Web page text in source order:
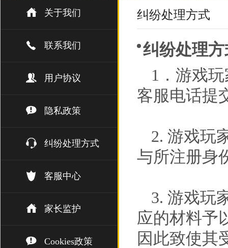
关于我们
联系我们
用户协议
隐私政策
纠纷处理方式
客服中心
家长监护
Cookies政策
纠纷处理方式
纠纷处理
1．游戏
客服电话提
2. 游戏玩
与所注册身
3. 游戏玩
应的材料予
因此致使其